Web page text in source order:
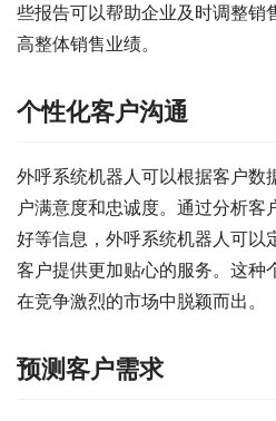
些报告可以帮助企业及时调整销
高整体销售业绩。
个性化客户沟通
外呼系统机器人可以根据客户数
户满意度和忠诚度。通过分析客
好等信息，外呼系统机器人可以
客户提供更加贴心的服务。这种
在竞争激烈的市场中脱颖而出。
预测客户需求